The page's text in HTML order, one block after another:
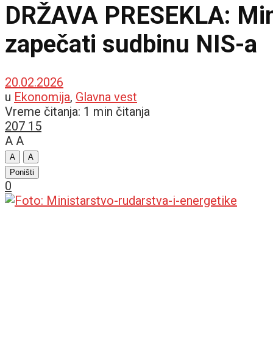
DRŽAVA PRESEKLA:
zapečati sudbinu NIS-a
20.02.2026
u Ekonomija, Glavna vest
Vreme čitanja: 1 min čitanja
207 15
A A
A
A
Poništi
0